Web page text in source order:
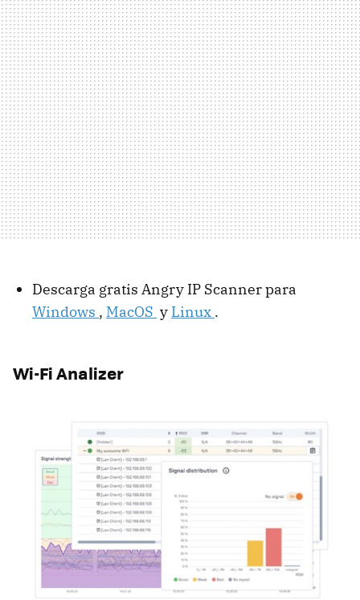
Descarga gratis Angry IP Scanner para
Windows , MacOS y Linux .
Wi-Fi Analizer